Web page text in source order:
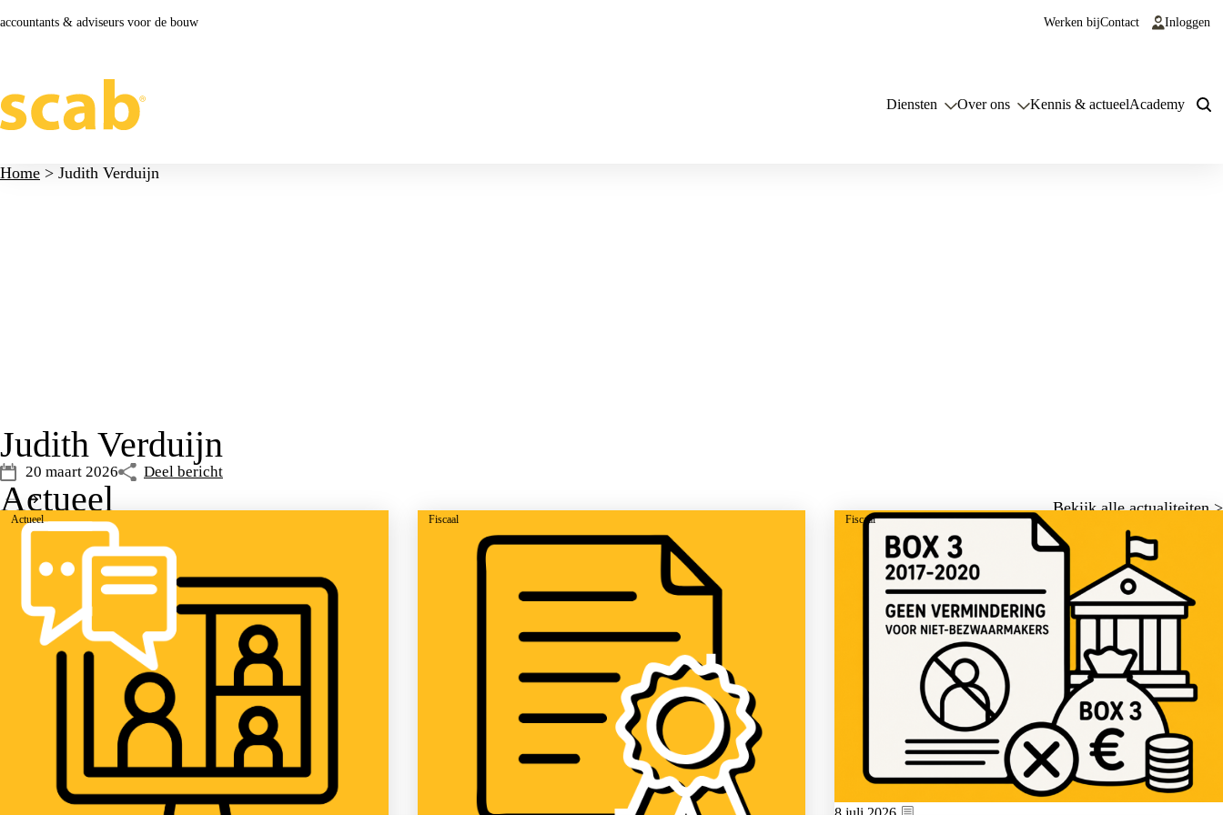
accountants & adviseurs voor de bouw Werken bijContact Inloggen
Diensten Over ons Kennis & actueelAcademy
Home > Judith Verduijn
Judith Verduijn
20 maart 2026 Deel bericht
Actueel Bekijk alle actualiteiten >
Actueel Fiscaal Fiscaal